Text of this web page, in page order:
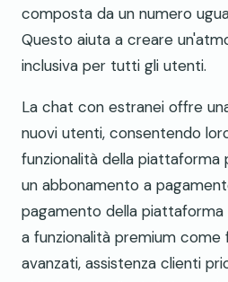
composta da un numero
Questo aiuta a creare
inclusiva per tutti gli utenti.
La chat con estranei offre
nuovi utenti, consentendo
funzionalità della
un abbonamento a
pagamento della
a funzionalità premium
avanzati, assistenza clienti